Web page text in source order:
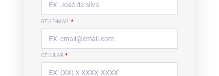
SEU E-MAIL *
CELULAR *